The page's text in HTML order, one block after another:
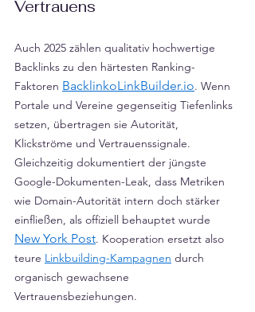
Vertrauens
Auch 2025 zählen qualitativ hochwertige
Backlinks zu den härtesten Ranking-
Faktoren BacklinkoLinkBuilder.io. Wenn
Portale und Vereine gegenseitig Tiefenlinks
setzen, übertragen sie Autorität,
Klickströme und Vertrauenssignale.
Gleichzeitig dokumentiert der jüngste
Google-Dokumenten-Leak, dass Metriken
wie Domain-Autorität intern doch stärker
einfließen, als offiziell behauptet wurde
New York Post. Kooperation ersetzt also
teure Linkbuilding-Kampagnen durch
organisch gewachsene
Vertrauensbeziehungen.